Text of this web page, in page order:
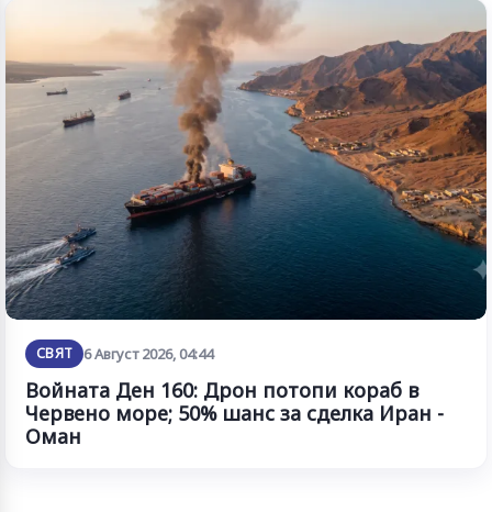
СВЯТ 6 Август 2026, 04:44
Войната Ден 160: Дрон потопи кораб в
Червено море; 50% шанс за сделка Иран -
Оман